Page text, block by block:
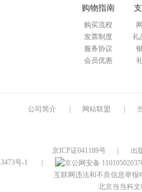
购物指南
购买流程
发票制度
服务协议
会员优惠
礼
公司简介 网站联盟
京ICP证041189号
出
号-1
互联网违法和不良信息举报
北京当当科